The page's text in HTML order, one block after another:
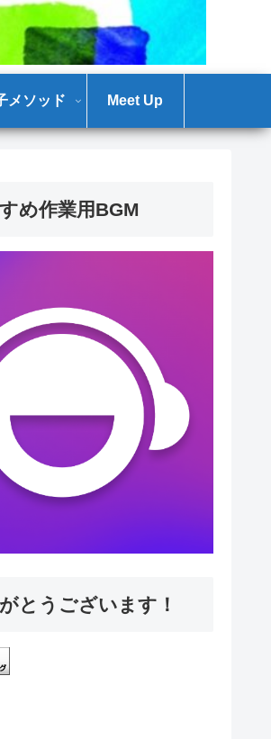
メソッド Meet Up
め作業用BGM
とうございます！